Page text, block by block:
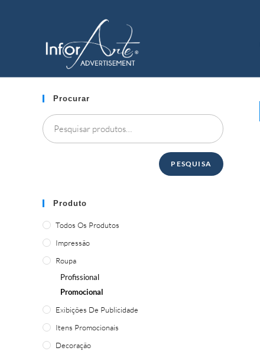
PROMOCIONAL
Procurar
PESQUISA
Produto
Todos Os Produtos
Impressão
Roupa
Profissional
Promocional
Exibições De Publicidade
Itens Promocionais
Decoração